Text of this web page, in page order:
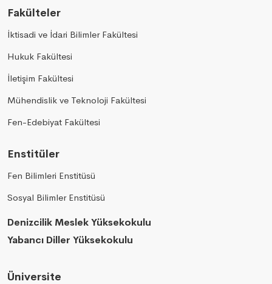
Fakülteler
İktisadi ve İdari Bilimler Fakültesi
Hukuk Fakültesi
İletişim Fakültesi
Mühendislik ve Teknoloji Fakültesi
Fen-Edebiyat Fakültesi
Enstitüler
Fen Bilimleri Enstitüsü
Sosyal Bilimler Enstitüsü
Denizcilik Meslek Yüksekokulu
Yabancı Diller Yüksekokulu
Üniversite